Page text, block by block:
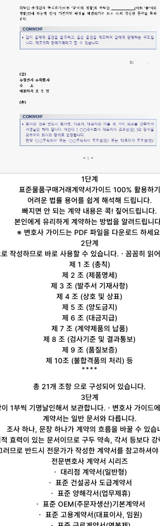
1단계
표준물품구매거래계약서가이드 100% 활용하기
어려운 법률 용어를 쉽게 해석해 드립니다.
빠지면 안 되는 계약 내용은 콕! 짚어드립니다.
본인에게 유리하게 계약하는 방법을 알려드립니
※ 변호사 가이드는 PDF 파일을 다운로드 하세
2단계
작성하므로 바로 사용할 수 있습니다. ㆍ꼼꼼히 읽
제 1 조 (총칙)
제 2 조 (제품명세)
제 3 조 (발주서 기재사항)
제 4 조 (상호 및 상표)
제 5 조 (양도금지)
제 6 조 (대금지급)
제 7 조 (계약제품의 납품)
제 8 조 (검사기준 및 결과통보)
제 9 조 (품질보증)
제 10조 (불합격품의 처리) 등
총 21개 조항 으로 구성되어 있습니다.
3단계
이 1부씩 기명날인해서 보관합니다. ㆍ변호사 가이드
계약서는 일반 문서와 다릅니다.
조사 하나, 문장 하나가 계약의 흐름을 바꿀 수 있습
효력이 있는 문서이므로 구두 약속, 각서 등보다
러므로 반드시 전문가가 작성한 계약서를 참고하셔
전문변호사 계약서 시리즈
ㆍ 대리점 계약서(일반형)
ㆍ 표준 건설공사 도급계약서
ㆍ 표준 양해각서(업무제휴)
ㆍ 표준 OEM(주문자생산)기본계약서
ㆍ 표준 고용계약서(대표이사, 임원)